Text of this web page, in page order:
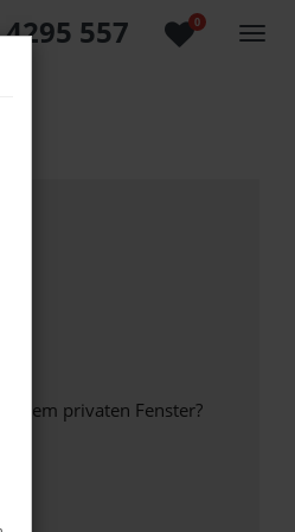
0
557
privaten Fenster?